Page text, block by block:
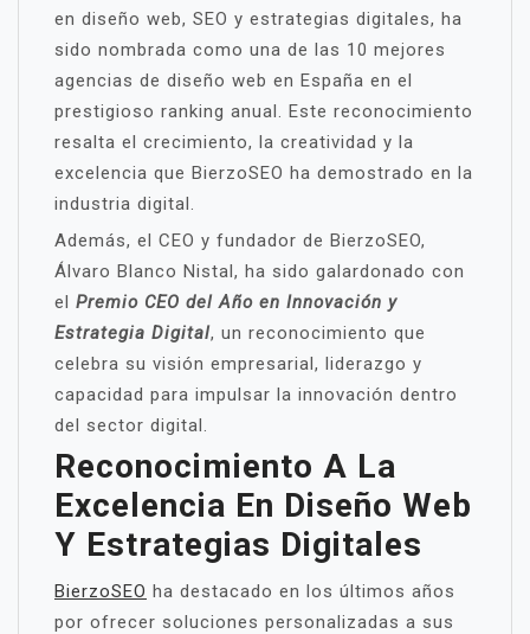
en diseño web, SEO y estrategias digitales, ha
sido nombrada como una de las 10 mejores
agencias de diseño web en España en el
prestigioso ranking anual. Este reconocimiento
resalta el crecimiento, la creatividad y la
excelencia que BierzoSEO ha demostrado en la
industria digital.
Además, el CEO y fundador de BierzoSEO,
Álvaro Blanco Nistal, ha sido galardonado con
el Premio CEO del Año en Innovación y
Estrategia Digital, un reconocimiento que
celebra su visión empresarial, liderazgo y
capacidad para impulsar la innovación dentro
del sector digital.
Reconocimiento A La
Excelencia En Diseño Web
Y Estrategias Digitales
BierzoSEO ha destacado en los últimos años
por ofrecer soluciones personalizadas a sus